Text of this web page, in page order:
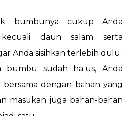
bumbunya cukup Anda
kecuali daun salam serta
Anda sisihkan terlebih dulu.
bumbu sudah halus, Anda
dengan bahan yang
masukan juga bahan-bahan